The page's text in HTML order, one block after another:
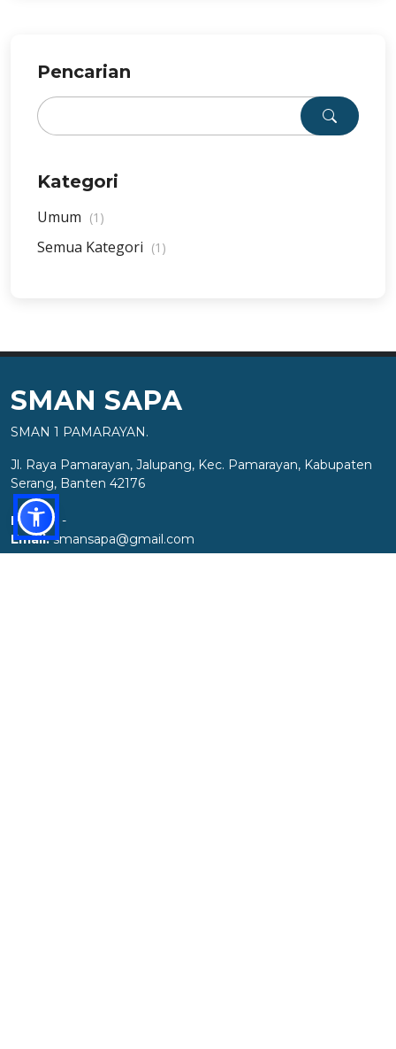
Pencarian
Kategori
Umum (1)
Semua Kategori (1)
SMAN SAPA
SMAN 1 PAMARAYAN.
Jl. Raya Pamarayan, Jalupang, Kec. Pamarayan, Kabupaten
Serang, Banten 42176
Phone: -
Email:smansapa@gmail.com